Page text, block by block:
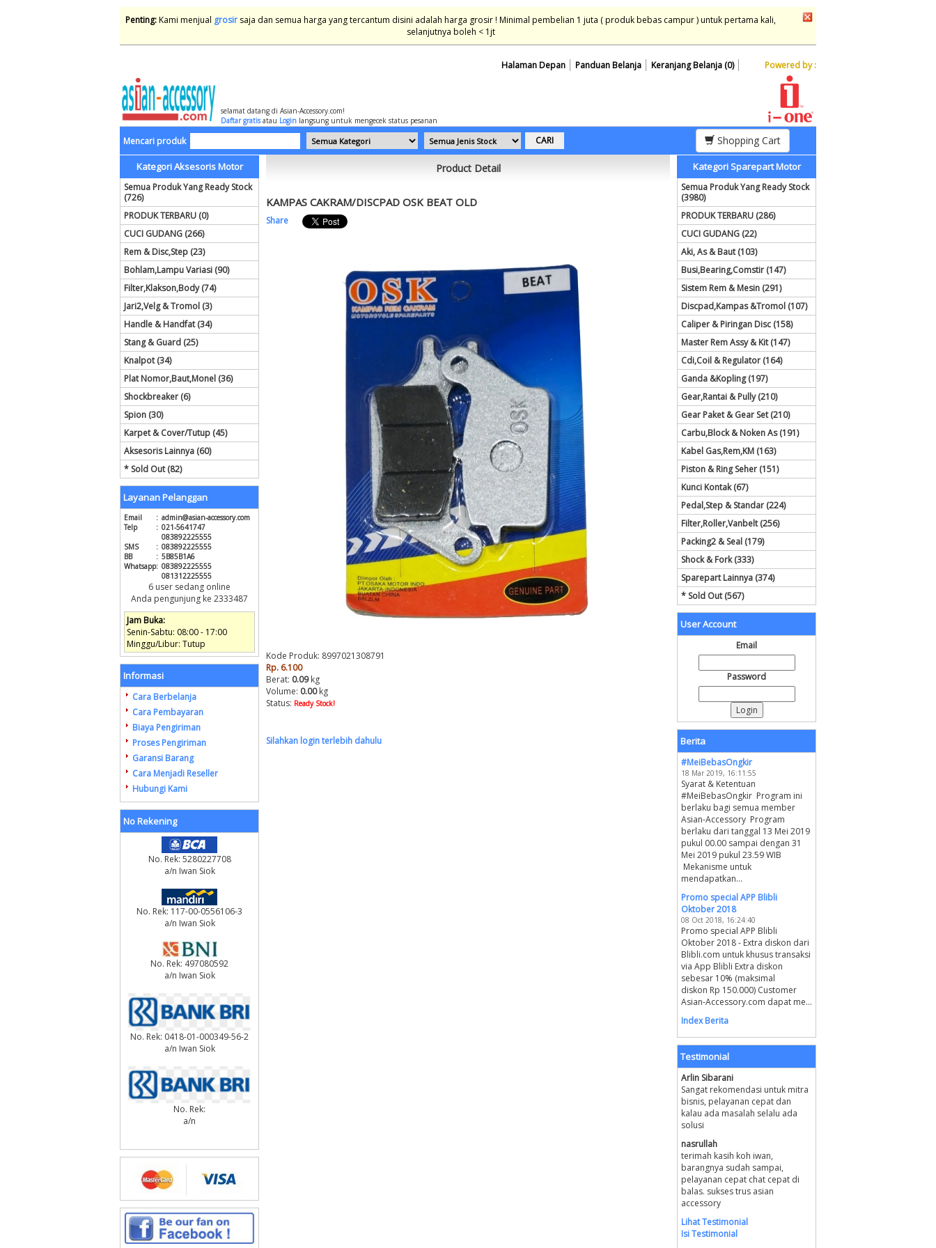
Penting:Kami menjual grosir saja dan semua harga yang tercantum disini adalah harga grosir ! Minimal pembelian 1 juta ( produk bebas campur ) untuk pertama kali,
selanjutnya boleh < 1jt
Keranjang Belanja (0)
Panduan Belanja
Halaman Depan Powered by :
selamat datang di Asian-Accessory.com!
Daftar gratisatau Login langsung untuk mengecek status pesanan
Mencari produk Shopping Cart
Kategori Aksesoris Motor
Semua Produk Yang Ready Stock
(726)
PRODUK TERBARU (0)
CUCI GUDANG (266)
Rem & Disc,Step (23)
Bohlam,Lampu Variasi (90)
Filter,Klakson,Body (74)
Jari2,Velg & Tromol (3)
Handle & Handfat (34)
Stang & Guard (25)
Knalpot (34)
Plat Nomor,Baut,Monel (36)
Shockbreaker (6)
Spion (30)
Karpet & Cover/Tutup (45)
Aksesoris Lainnya (60)
* Sold Out (82)
Layanan Pelanggan
Email : admin@asian-accessory.com
Telp
: 021-5641747
083892225555
SMS
: 083892225555
BB
: 5B85B1A6
Whatsapp: 083892225555
081312225555
6 user sedang online
Anda pengunjung ke 2333487
Jam Buka:
Senin-Sabtu: 08:00 - 17:00
Minggu/Libur: Tutup
Informasi
Cara Berbelanja
Cara Pembayaran
Biaya Pengiriman
Proses Pengiriman
Garansi Barang
Cara Menjadi Reseller
Hubungi Kami
No Rekening
No. Rek: 5280227708
a/n Iwan Siok
No. Rek: 117-00-0556106-3
a/n Iwan Siok
No. Rek: 497080592
a/n Iwan Siok
No. Rek: 0418-01-000349-56-2
a/n Iwan Siok
No. Rek:
a/n
Product Detail
KAMPAS CAKRAM/DISCPAD OSK BEAT OLD
Share
Kode Produk: 8997021308791
Rp. 6.100
Berat: 0.09kg
Volume: 0.00kg
Status: Ready Stock!
Silahkan login terlebih dahulu
Kategori Sparepart Motor
Semua Produk Yang Ready Stock
(3980)
PRODUK TERBARU (286)
CUCI GUDANG (22)
Aki, As & Baut (103)
Busi,Bearing,Comstir (147)
Sistem Rem & Mesin (291)
Discpad,Kampas &Tromol (107)
Caliper & Piringan Disc (158)
Master Rem Assy & Kit (147)
Cdi,Coil & Regulator (164)
Ganda &Kopling (197)
Gear,Rantai & Pully (210)
Gear Paket & Gear Set (210)
Carbu,Block & Noken As (191)
Kabel Gas,Rem,KM (163)
Piston & Ring Seher (151)
Kunci Kontak (67)
Pedal,Step & Standar (224)
Filter,Roller,Vanbelt (256)
Packing2 & Seal (179)
Shock & Fork (333)
Sparepart Lainnya (374)
* Sold Out (567)
User Account
Email
Password
Berita
#MeiBebasOngkir
18 Mar 2019, 16:11:55
Syarat & Ketentuan
#MeiBebasOngkir Program ini
berlaku bagi semua member
Asian-Accessory Program
berlaku dari tanggal 13 Mei 2019
pukul 00.00 sampai dengan 31
Mei 2019 pukul 23.59 WIB
Mekanisme untuk
mendapatkan...
Promo special APP Blibli
Oktober 2018
08 Oct 2018, 16:24:40
Promo special APP Blibli
Oktober 2018 - Extra diskon dari
Blibli.com untuk khusus transaksi
via App Blibli Extra diskon
sebesar 10% (maksimal
diskon Rp 150.000) Customer
Asian-Accessory.com dapat me...
Index Berita
Testimonial
Arlin Sibarani
Sangat rekomendasi untuk mitra
bisnis, pelayanan cepat dan
kalau ada masalah selalu ada
solusi
nasrullah
terimah kasih koh iwan,
barangnya sudah sampai,
pelayanan cepat chat cepat di
balas. sukses trus asian
accessory
Lihat Testimonial
Isi Testimonial